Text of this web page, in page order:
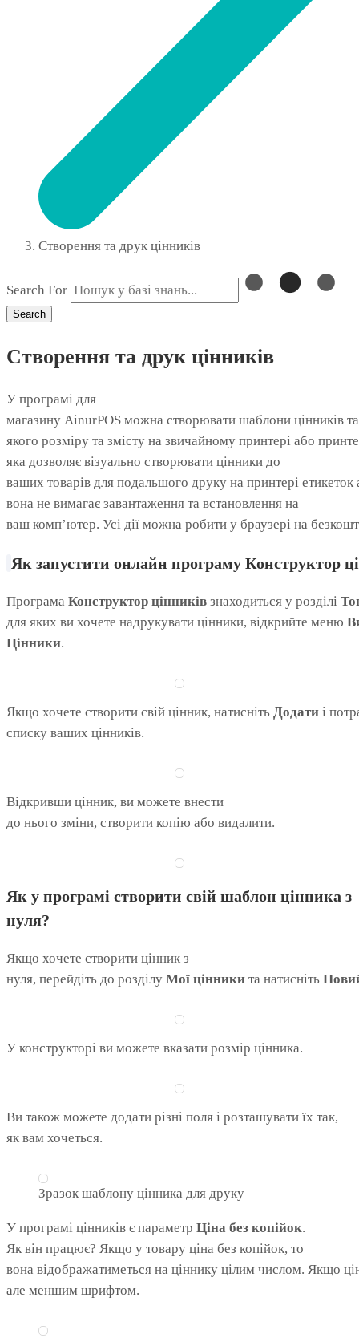
Створення та друк цінників
Search For
Search
Створення та друк цінників
У програмі для
магазину AinurPOS можна створювати шаблони цінників
якого розміру та змісту на звичайному принтері або
яка дозволяє візуально створювати цінники до
ваших товарів для подальшого друку на принтері
вона не вимагає завантаження та встановлення на
ваш комп’ютер. Усі дії можна робити у браузері на
Як запустити онлайн програму Конструктор
Програма Конструктор цінників знаходиться у розділі
для яких ви хочете надрукувати цінники, відкрийте меню
Цінники.
Якщо хочете створити свій цінник, натисніть Додати і
списку ваших цінників.
Відкривши цінник, ви можете внести
до нього зміни, створити копію або видалити.
Як у програмі створити свій шаблон цінника з
нуля?
Якщо хочете створити цінник з
нуля, перейдіть до розділу Мої цінники та натисніть
У конструкторі ви можете вказати розмір цінника.
Ви також можете додати різні поля і розташувати їх так,
як вам хочеться.
Зразок шаблону цінника для друку
У програмі цінників є параметр Ціна без копійок.
Як він працює? Якщо у товару ціна без копійок, то
вона відображатиметься на ціннику цілим числом. Якщо
але меншим шрифтом.